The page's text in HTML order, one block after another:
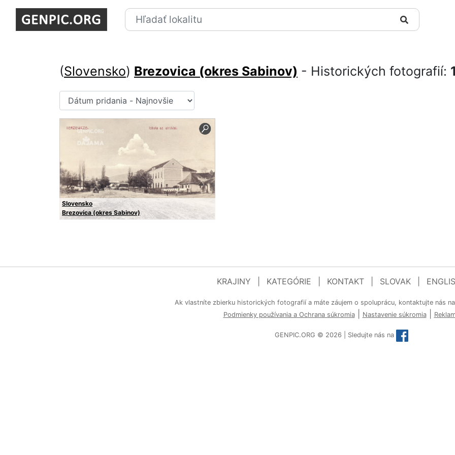
(Slovensko) Brezovica (okres Sabinov) - Historických fotografií:
Slovensko
Brezovica (okres Sabinov)
KRAJINY KATEGÓRIE KONTAKT SLOVAK
Ak vlastníte zbierku historických fotografií a máte záujem o spoluprácu, kontaktujte nás
Podmienky používania a Ochrana súkromia| Nastavenie súkromia|
GENPIC.ORG © 2026 | Sledujte nás na